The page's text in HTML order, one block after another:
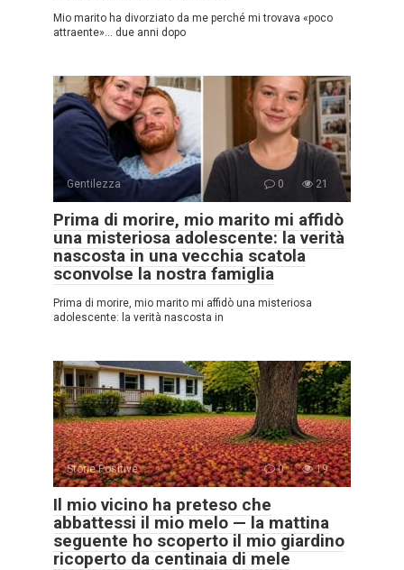
Mio marito ha divorziato da me perché mi trovava «poco
attraente»… due anni dopo
Gentilezza 0 21
Prima di morire, mio marito mi affidò
una misteriosa adolescente: la verità
nascosta in una vecchia scatola
sconvolse la nostra famiglia
Prima di morire, mio marito mi affidò una misteriosa
adolescente: la verità nascosta in
Storie Positive 0 19
Il mio vicino ha preteso che
abbattessi il mio melo — la mattina
seguente ho scoperto il mio giardino
ricoperto da centinaia di mele